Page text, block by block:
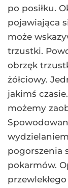
po posiłku.
pojawiająca
może
trzustki.
obrzęk
żółciowy.
jakimś
możemy
pogorszenia
pokarmów.